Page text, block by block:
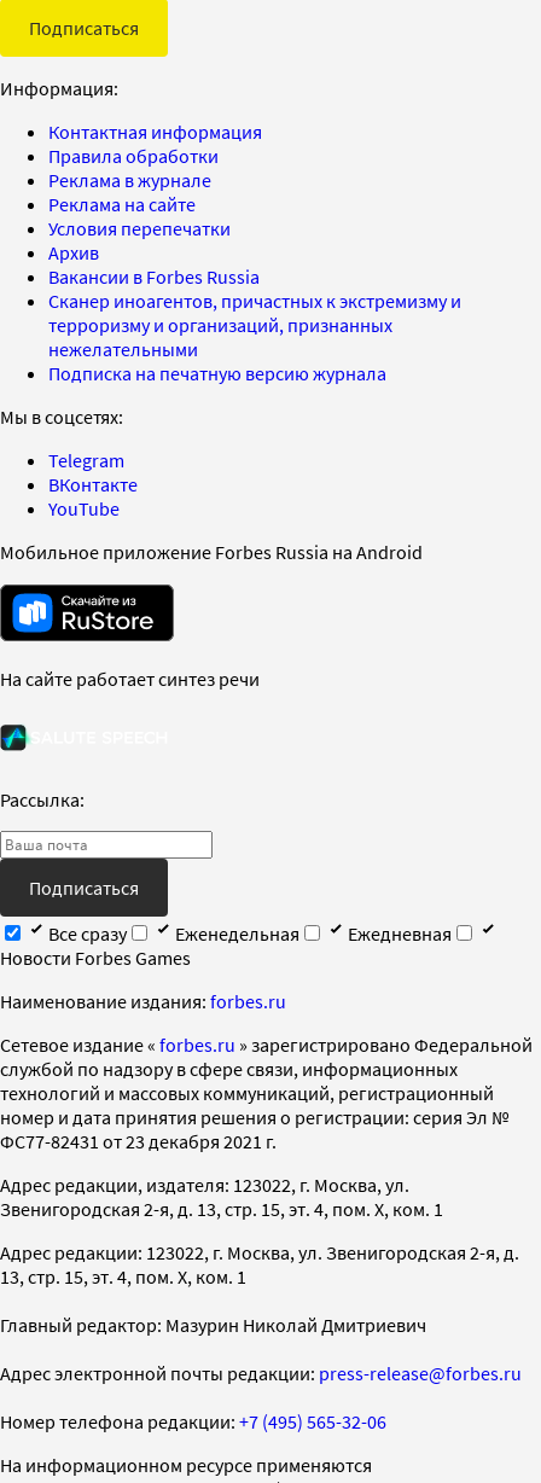
Подписаться
Информация:
Контактная информация
Правила обработки
Реклама в журнале
Реклама на сайте
Условия перепечатки
Архив
Вакансии в Forbes Russia
Сканер иноагентов, причастных к экстремизму и
терроризму и организаций, признанных
нежелательными
Подписка на печатную версию журнала
Мы в соцсетях:
Telegram
ВКонтакте
YouTube
Мобильное приложение Forbes Russia на Android
На сайте работает синтез речи
Рассылка:
Подписаться
Все сразу
Еженедельная
Ежедневная
Новости Forbes Games
Наименование издания: forbes.ru
Cетевое издание « forbes.ru » зарегистрировано Федеральной
службой по надзору в сфере связи, информационных
технологий и массовых коммуникаций, регистрационный
номер и дата принятия решения о регистрации: серия Эл №
ФС77-82431 от 23 декабря 2021 г.
Адрес редакции, издателя: 123022, г. Москва, ул.
Звенигородская 2-я, д. 13, стр. 15, эт. 4, пом. X, ком. 1
Адрес редакции: 123022, г. Москва, ул. Звенигородская 2-я, д.
13, стр. 15, эт. 4, пом. X, ком. 1
Главный редактор: Мазурин Николай Дмитриевич
Адрес электронной почты редакции: press-release@forbes.ru
Номер телефона редакции: +7 (495) 565-32-06
На информационном ресурсе применяются